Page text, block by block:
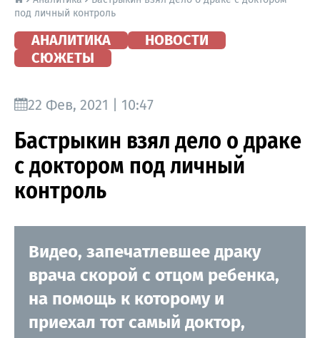
под личный контроль
АНАЛИТИКА
НОВОСТИ
СЮЖЕТЫ
22 Фев, 2021 | 10:47
Бастрыкин взял дело о драке
с доктором под личный
контроль
Видео, запечатлевшее драку
врача скорой с отцом ребенка,
на помощь к которому и
приехал тот самый доктор,